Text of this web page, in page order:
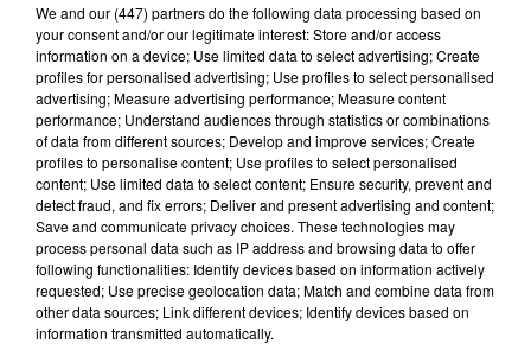
PICK-UP : LE COLIS EN TOUTE AUTONOMIE
We and our (447) partnersdo the following data processing based on
your consent and/or our legitimate interest: Store and/or access
information on a device; Use limited data to select advertising; Create
profiles for personalised advertising; Use profiles to select personalised
advertising; Measure advertising performance; Measure content
performance; Understand audiences through statistics or combinations
of data from different sources; Develop and improve services; Create
profiles to personalise content; Use profiles to select personalised
content; Use limited data to select content; Ensure security, prevent and
detect fraud, and fix errors; Deliver and present advertising and content;
Save and communicate privacy choices. These technologies may
process personal data such as IP address and browsing data to offer
following functionalities: Identify devices based on information actively
requested; Use precise geolocation data; Match and combine data from
other data sources; Link different devices; Identify devices based on
information transmitted automatically.